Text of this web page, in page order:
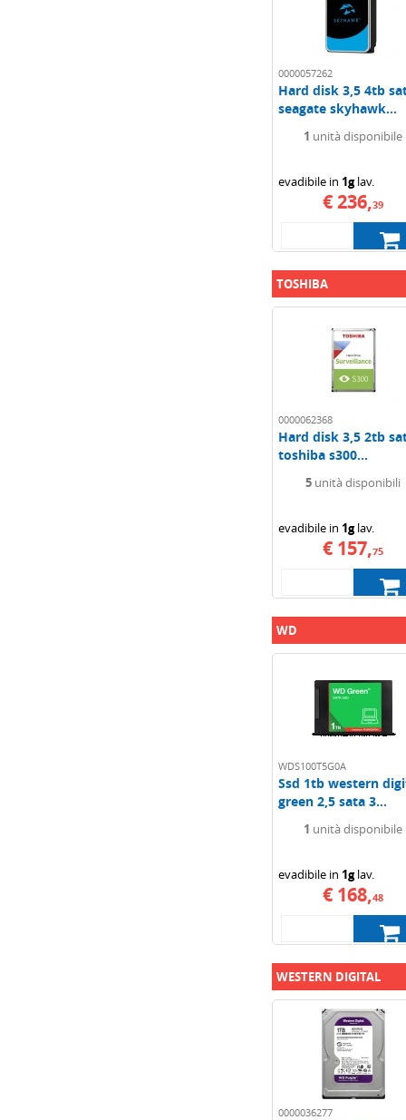
0000057262
Hard disk 3,5 4tb
seagate skyhawk...
1 unità disponibile
evadibile in 1glav.
€ 236,39
TOSHIBA
0000062368
Hard disk 3,5 2tb
toshiba s300...
5 unità disponibili
evadibile in 1glav.
€ 157,75
WD
WDS100T5G0A
Ssd 1tb western
green 2,5 sata 3...
1 unità disponibile
evadibile in 1glav.
€ 168,48
WESTERN DIGITAL
0000036277